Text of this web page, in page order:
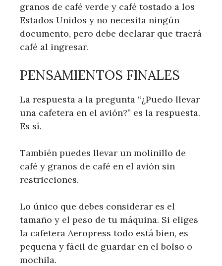
granos de café verde y café tostado a los
Estados Unidos y no necesita ningún
documento, pero debe declarar que traerá
café al ingresar.
PENSAMIENTOS FINALES
La respuesta a la pregunta “¿Puedo llevar
una cafetera en el avión?” es la respuesta.
Es sí.
También puedes llevar un molinillo de
café y granos de café en el avión sin
restricciones.
Lo único que debes considerar es el
tamaño y el peso de tu máquina. Si eliges
la cafetera Aeropress todo está bien, es
pequeña y fácil de guardar en el bolso o
mochila.